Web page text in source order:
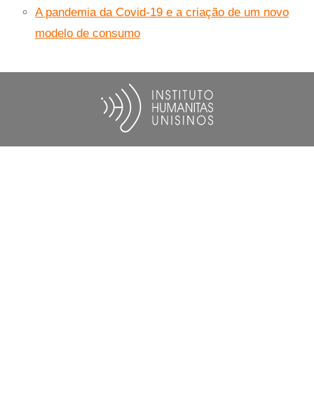
A pandemia da Covid-19 e a criação de um novo
modelo de consumo